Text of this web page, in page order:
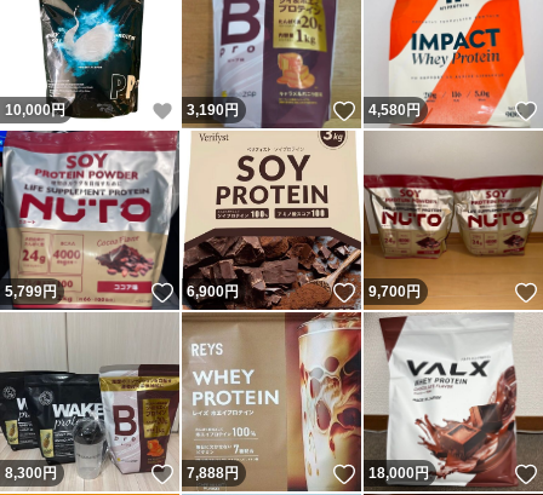
10,000円 いいね！
3,190円 いいね！
4,580円
5,799円 いいね！
6,900円 いいね！
9,700円
8,300円 いいね！
7,888円 いいね！
18,000円